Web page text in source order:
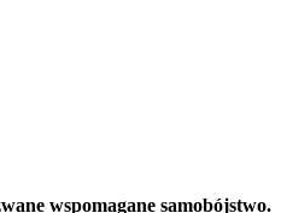
wspomagane samobójstwo.